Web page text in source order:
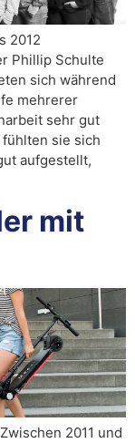
2012
Phillip Schulte
sich während
mehrerer
sehr gut
sie sich
aufgestellt,
mit
2011 und